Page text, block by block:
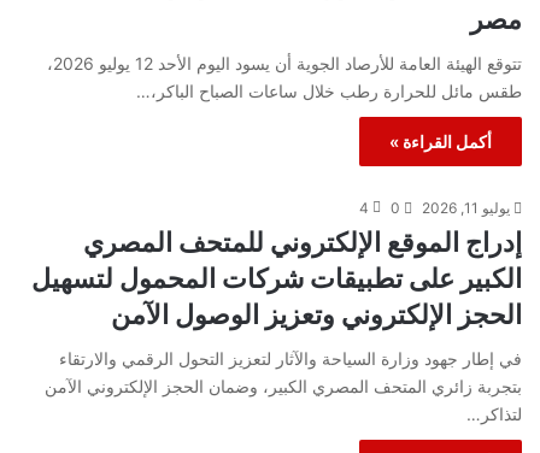
مصر
تتوقع الهيئة العامة للأرصاد الجوية أن يسود اليوم الأحد 12 يوليو 2026،
طقس مائل للحرارة رطب خلال ساعات الصباح الباكر،…
أكمل القراءة »
يوليو 11, 2026 0
4
إدراج الموقع الإلكتروني للمتحف المصري
الكبير على تطبيقات شركات المحمول لتسهيل
الحجز الإلكتروني وتعزيز الوصول الآمن
في إطار جهود وزارة السياحة والآثار لتعزيز التحول الرقمي والارتقاء
بتجربة زائري المتحف المصري الكبير، وضمان الحجز الإلكتروني الآمن
لتذاكر…